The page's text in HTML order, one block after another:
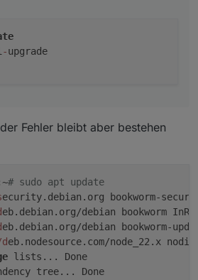
-upgrade
Fehler bleibt aber bestehen
# sudo apt update
ecurity.debian.org bookworm-
eb.debian.org/
eb.debian.org/debian
eb.nodesource.com/
lists...
tree... Done